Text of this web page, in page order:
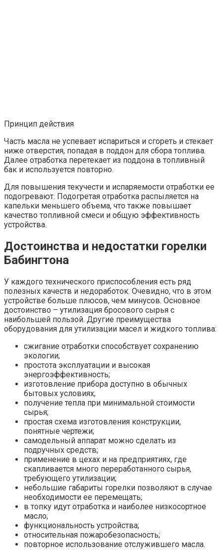
Принцип действия
Часть масла не успевает испариться и сгореть и стекает
ниже отверстия, попадая в поддон для сбора топлива.
Далее отработка перетекает из поддона в топливный
бак и используется повторно.
Для повышения текучести и испаряемости отработки ее
подогревают. Подогретая отработка распыляется на
капельки меньшего объема, что также повышает
качество топливной смеси и общую эффективность
устройства.
Достоинства и недостатки горелки
Бабингтона
У каждого технического приспособления есть ряд
полезных качеств и недоработок. Очевидно, что в этом
устройстве больше плюсов, чем минусов. Основное
достоинство – утилизация бросового сырья с
наибольшей пользой. Другие преимущества
оборудования для утилизации масел и жидкого топлива:
сжигание отработки способствует сохранению
экологии;
простота эксплуатации и высокая
энергоэффективность;
изготовление прибора доступно в обычных
бытовых условиях;
получение тепла при минимальной стоимости
сырья;
простая схема изготовления конструкции,
понятные чертежи;
самодельный аппарат можно сделать из
подручных средств;
применение в цехах и на предприятиях, где
скапливается много переработанного сырья,
требующего утилизации;
небольшие габариты горелки позволяют в случае
необходимости ее перемещать;
в топку идут отработка и наиболее низкосортное
масло;
функциональность устройства;
относительная пожаробезопасность;
повторное использование отслужившего масла.